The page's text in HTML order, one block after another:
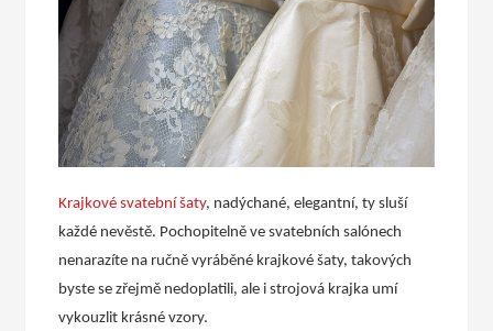
Krajkové svatební šaty, nadýchané, elegantní, ty sluší
každé nevěstě. Pochopitelně ve svatebních salónech
nenarazíte na ručně vyráběné krajkové šaty, takových
byste se zřejmě nedoplatili, ale i strojová krajka umí
vykouzlit krásné vzory.